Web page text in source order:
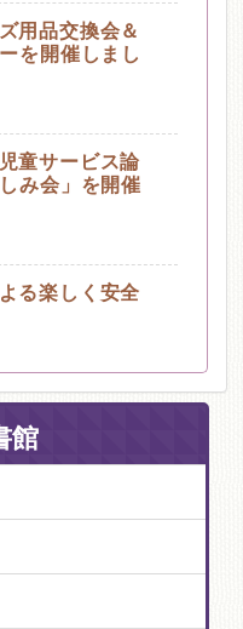
用品交換会＆
を開催しまし
童サービス論
み会」を開催
る楽しく安全
館